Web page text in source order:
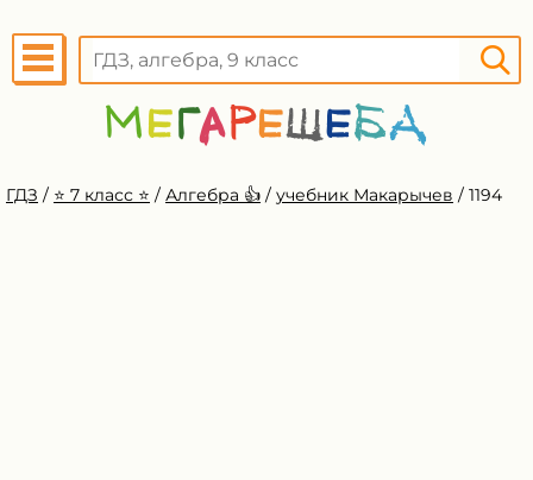
ГДЗ / ⭐️ 7 класс ⭐️ / Алгебра 👍 / учебник Макарычев / 1194